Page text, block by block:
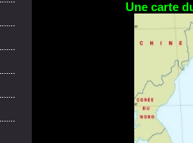
Une carte